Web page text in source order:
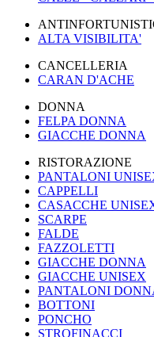
ALTA VISIBILITA'
CANCELLERIA
CARAN D'ACHE
DONNA
FELPA DONNA
GIACCHE DONNA
RISTORAZIONE
PANTALONI
CAPPELLI
CASACCHE
SCARPE
FALDE
FAZZOLETTI
GIACCHE DONNA
GIACCHE UNISEX
PANTALONI
BOTTONI
PONCHO
STROFINACCI